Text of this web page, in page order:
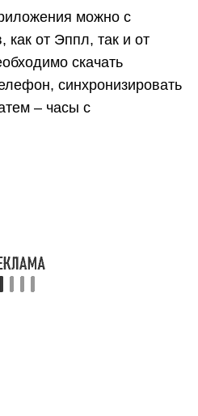
можно с
от Эппл, так и от
скачать
синхронизировать
– часы с